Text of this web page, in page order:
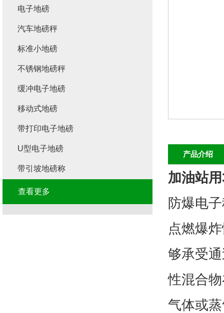
产品介绍
加油站
防爆电
点燃爆
够承受
性混合
气体或
电子地磅
汽车地磅秤
标准小地磅
不锈钢地磅秤
缓冲电子地磅
移动式地磅
带打印电子地磅
U型电子地磅
带引坡地磅称
查看更多